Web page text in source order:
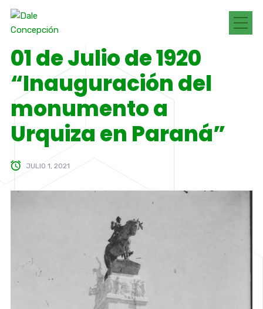
01 de Julio de 1920
“Inauguración del
monumento a
Urquiza en Paraná”
JULIO 1, 2021